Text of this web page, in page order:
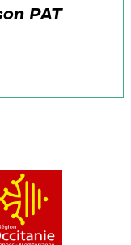
PAT